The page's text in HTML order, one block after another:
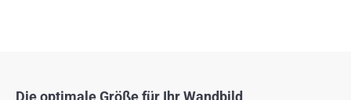
Die optimale Größe für Ihr Wandbild